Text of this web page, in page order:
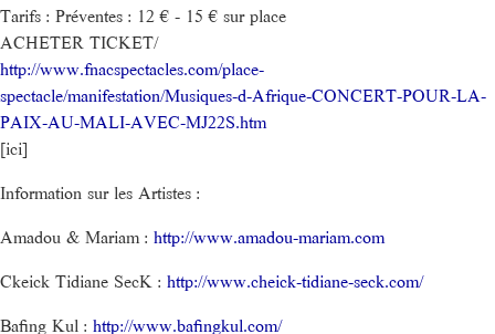
Tarifs : Préventes : 12 € - 15 € sur place
ACHETER TICKET/
http://www.fnacspectacles.com/place-
spectacle/manifestation/Musiques-d-Afrique-CONCERT-POUR-LA-
PAIX-AU-MALI-AVEC-MJ22S.htm
[ici]
Information sur les Artistes :
Amadou & Mariam : http://www.amadou-mariam.com
Ckeick Tidiane SecK : http://www.cheick-tidiane-seck.com/
Bafing Kul : http://www.bafingkul.com/